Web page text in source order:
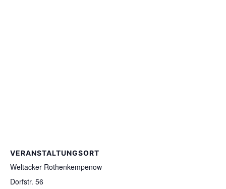
VERANSTALTUNGSORT
Weltacker Rothenkempenow
Dorfstr. 56